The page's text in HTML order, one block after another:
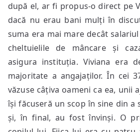
după el, ar fi propus-o direct pe
dacă nu erau bani mulți în
suma era mai mare decât
cheltuielile de mâncare și
asigura instituția. Viviana era
majoritate a angajaților. În cei
văzuse câțiva oameni ca ea, unii
își făcuseră un scop în sine din a
și, în final, au fost învinși. O